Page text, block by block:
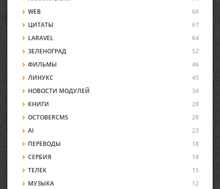
WEB
68
ЦИТАТЫ
67
LARAVEL
64
ЗЕЛЕНОГРАД
52
ФИЛЬМЫ
46
ЛИНУКС
45
НОВОСТИ МОДУЛЕЙ
34
КНИГИ
28
OCTOBERCMS
28
AI
23
ПЕРЕВОДЫ
18
СЕРБИЯ
18
ТЕЛЕК
15
МУЗЫКА
12